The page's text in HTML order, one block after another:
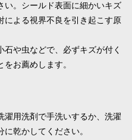
い。シールド表面に細かいキズ
による視界不良を引き起こす原
や虫などで、必ずキズが付く
をお薦めします。
濯用洗剤で手洗いするか、洗濯
乾かしてください。